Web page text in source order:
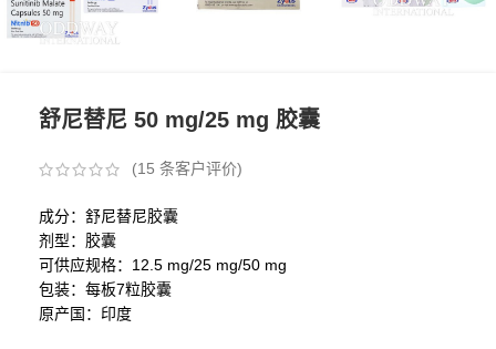
舒尼替尼 50 mg/25 mg 胶囊
(15 条客户评价)
成分：舒尼替尼胶囊
剂型：胶囊
可供应规格：12.5 mg/25 mg/50 mg
包装：每板7粒胶囊
原产国：印度